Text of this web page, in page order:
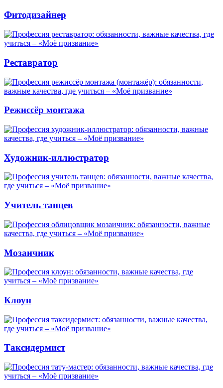
Фитодизайнер
Реставратор
Режиссёр монтажа
Художник-иллюстратор
Учитель танцев
Мозаичник
Клоун
Таксидермист